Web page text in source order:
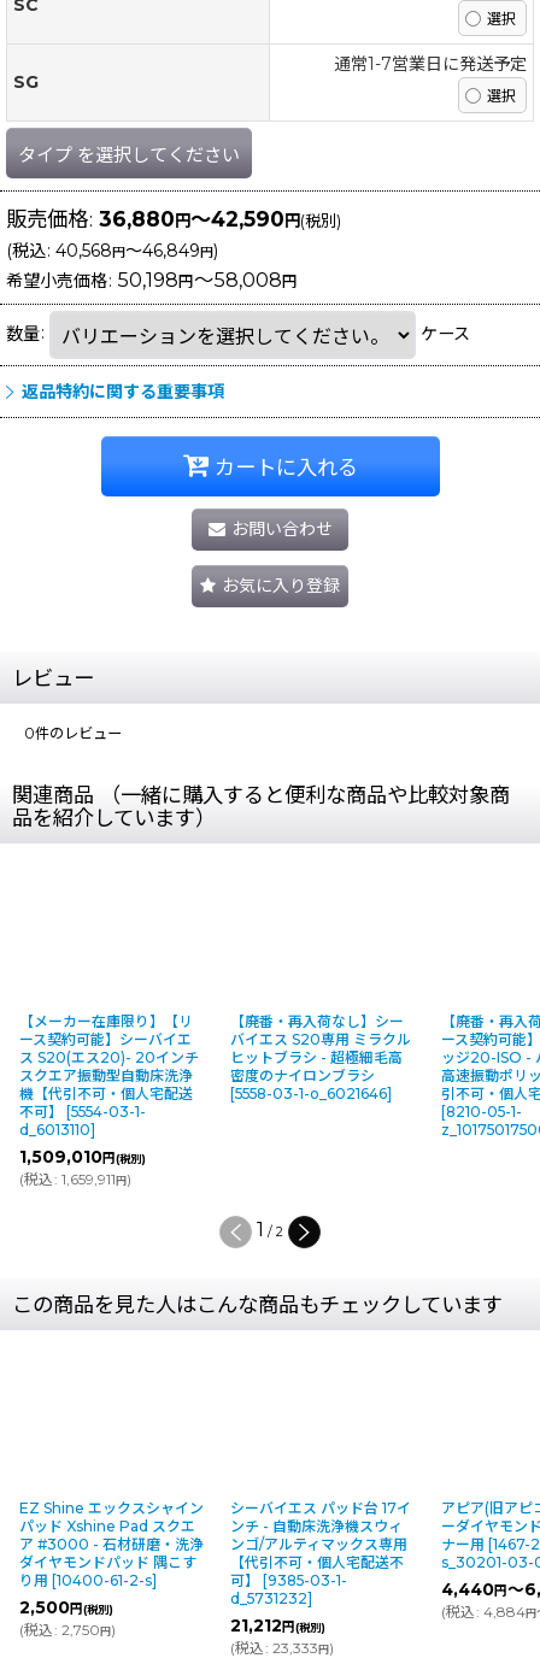
SC
SG
通常1-7営業日に発送予定
タイプ を選択してください
販売価格: 36,880円～42,590円(税別)
(税込: 40,568円～46,849円)
希望小売価格: 50,198円～58,008円
数量: ケース
返品特約に関する重要事項
カートに入れる
お問い合わせ
お気に入り登録
レビュー
0件のレビュー
関連商品 （一緒に購入すると便利な商品や比較対象商
品を紹介しています）
【メーカー在庫限り】【リ
ース契約可能】シーバイエ
ス S20(エス20)- 20インチ
スクエア振動型自動床洗浄
機【代引不可・個人宅配送
不可】
[5554-03-1-
d_6013110]
1,509,010円(税別)
(税込: 1,659,911円)
【廃番・再入荷なし】シー
バイエス S20専用 ミラクル
ヒットブラシ - 超極細毛高
密度のナイロンブラシ
[5558-03-1-o_6021646]
【廃番・再入
ース契約可能
ッジ20-ISO -
高速振動ポリ
引不可・個人
[8210-05-1-
1 / 2
この商品を見た人はこんな商品もチェックしています
EZ Shine エックスシャイン
パッド Xshine Pad スクエ
ア #3000 - 石材研磨・洗浄
ダイヤモンドパッド 隅こす
り用 [10400-61-2-s]
2,500円(税別)
(税込: 2,750円)
シーバイエス パッド台 17イ
ンチ - 自動床洗浄機スウィ
ンゴ/アルティマックス専用
【代引不可・個人宅配送不
可】
[9385-03-1-
d_5731232]
21,212円(税別)
(税込: 23,333円)
アピア(旧アピ
ーダイヤモン
ナー用 [1467-
s_30201-03-
4,440円～
(税込: 4,884円